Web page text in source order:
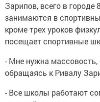
Зарипов, всего в городе
занимаются в
кроме трех уроков
посещает спортивные
- Мне нужна массовость,
обращаясь к Ривалу
- Все школы работают